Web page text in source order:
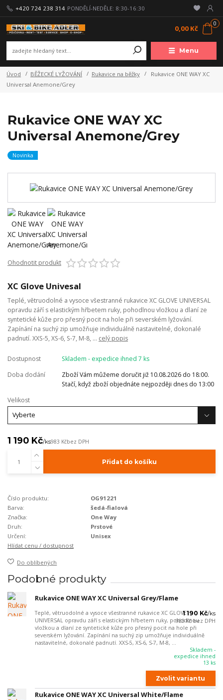
Menu
+420 724 238 314 PONDĚLÍ-NEDĚLE: 8:30-16:30
0
0,00 Kč
Úvod BĚŽECKÉ LYŽOVÁNÍ Rukavice na běžky
Rukavice ONE WAY XC
Universal Anemone/Grey
Rukavice ONE WAY XC
Universal Anemone/Grey
Novinka
Ohodnotit produkt
XC Glove Univesal
Teplé, větruodolné a vysoce všestranné rukavice XC GLOVE UNIVERSAL
opravdu září s elastickým hřbetem ruky, pohodlnou vložkou a dlaní ze
syntetické kůže pro přesný pocit na hole při severském lyžování.
Zapínání na suchý zip umožňuje individuálně nastavitelné, dokonalé
padnutí. XXS-5, XS-6, S-7, M-8, ... celý popis
Dostupnost
Skladem - expedice ihned 7 ks
Doba dodání
Zboží Vám můžeme doručit již 10.08.2026 do 18:00.
Stačí, když zboží objednáte nejpozději dnes do 13:00
Velikost
1 190 Kč/ks983 Kčbez DPH
Přidat do košíku
Číslo produktu:
OG91221
Barva:
šedá-fialová
Značka:
One Way
Druh:
Prstové
Určení:
Unisex
Hlídat cenu / dostupnost
Do oblíbených
Podobné produkty
Rukavice ONE WAY XC Universal Grey/Flame
Teplé, větruodolné a vysoce všestranné rukavice XC GLOVE
UNIVERSAL opravdu září s elastickým hřbetem ruky, pohodlnou
vložkou a dlaní ze syntetické kůže pro přesný pocit na hole při
severském lyžování. Zapínání na suchý zip umožňuje individuálně
nastavitelné, dokonalé padnutí. XXS-5, XS-6, S-7, M-8, ...
1 190 Kč/ks
983 Kčbez DPH
Skladem -
expedice ihned
13 ks
Zvolit variantu
Rukavice ONE WAY XC Universal White/Flame